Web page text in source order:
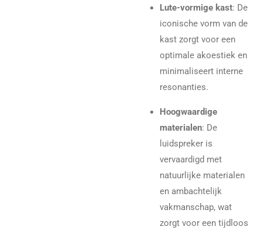
Lute-vormige kast: De
iconische vorm van de
kast zorgt voor een
optimale akoestiek en
minimaliseert interne
resonanties.
Hoogwaardige
materialen: De
luidspreker is
vervaardigd met
natuurlijke materialen
en ambachtelijk
vakmanschap, wat
zorgt voor een tijdloos